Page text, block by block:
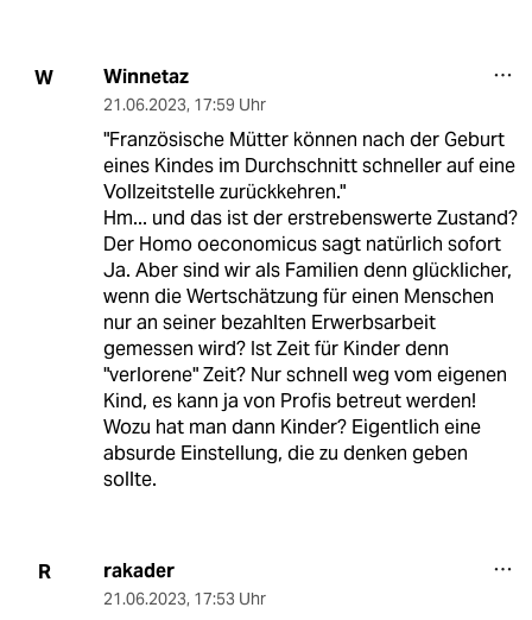
W Winnetaz
21.06.2023, 17:59 Uhr
"Französische Mütter können nach der Geburt
eines Kindes im Durchschnitt schneller auf eine
Vollzeitstelle zurückkehren."
Hm... und das ist der erstrebenswerte Zustand?
Der Homo oeconomicus sagt natürlich sofort
Ja. Aber sind wir als Familien denn glücklicher,
wenn die Wertschätzung für einen Menschen
nur an seiner bezahlten Erwerbsarbeit
gemessen wird? Ist Zeit für Kinder denn
"verlorene" Zeit? Nur schnell weg vom eigenen
Kind, es kann ja von Profis betreut werden!
Wozu hat man dann Kinder? Eigentlich eine
absurde Einstellung, die zu denken geben
sollte.
R rakader
21.06.2023, 17:53 Uhr